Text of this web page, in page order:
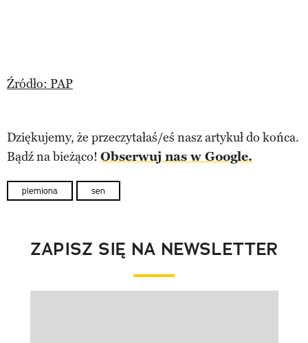
Źródło: PAP
Dziękujemy, że przeczytałaś/eś nasz artykuł do końca.
Bądź na bieżąco! Obserwuj nas w Google.
plemiona sen
ZAPISZ SIĘ NA NEWSLETTER